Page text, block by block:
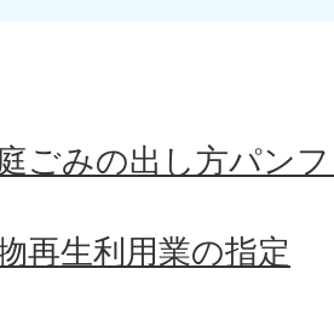
ごみの出し方パン
再生利用業の指定